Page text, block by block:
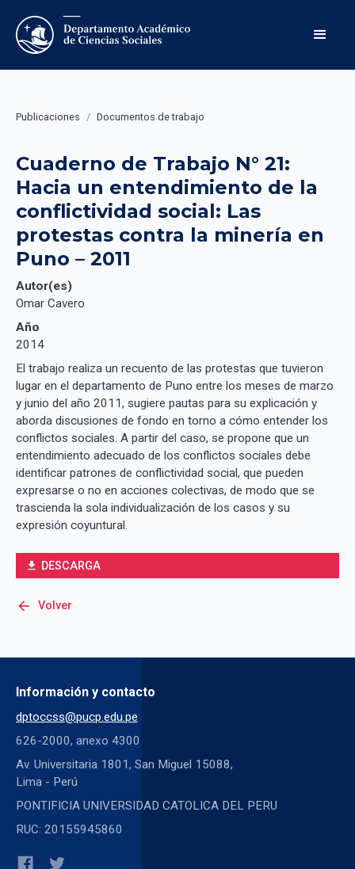
Publicaciones / Documentos de trabajo
Cuaderno de Trabajo N° 21:
Hacia un entendimiento de la
conflictividad social: Las
protestas contra la minería en
Puno – 2011
Autor(es)
Omar Cavero
Año
2014
El trabajo realiza un recuento de las protestas que tuvieron
lugar en el departamento de Puno entre los meses de marzo
y junio del año 2011, sugiere pautas para su explicación y
aborda discusiones de fondo en torno a cómo entender los
conflictos sociales. A partir del caso, se propone que un
entendimiento adecuado de los conflictos sociales debe
identificar patrones de conflictividad social, que pueden
expresarse o no en acciones colectivas, de modo que se
trascienda la sola individualización de los casos y su
expresión coyuntural.
file_download DESCARGA
arrow_back Volver
Información y contacto
dptoccss@pucp.edu.pe
626-2000, anexo 4300
Av. Universitaria 1801, San Miguel 15088,
Lima - Perú
PONTIFICIA UNIVERSIDAD CATOLICA DEL PERU
RUC: 20155945860